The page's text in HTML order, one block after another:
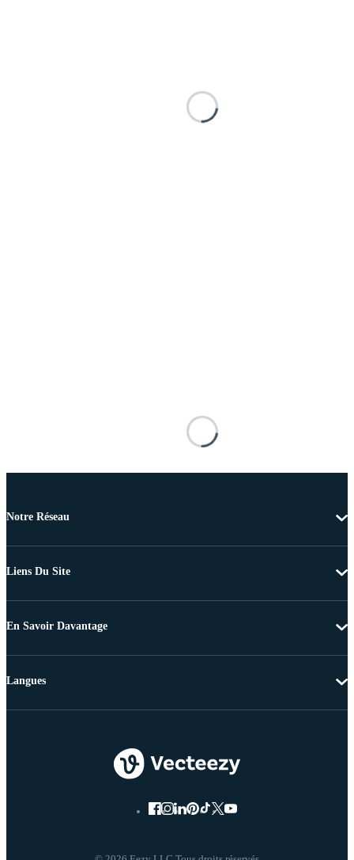
Notre Réseau
Liens Du Site
En Savoir Davantage
Langues